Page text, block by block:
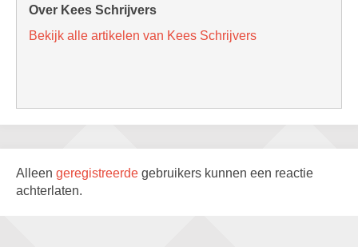
Over Kees Schrijvers
Bekijk alle artikelen van Kees Schrijvers
Alleen geregistreerde gebruikers kunnen een reactie
achterlaten.